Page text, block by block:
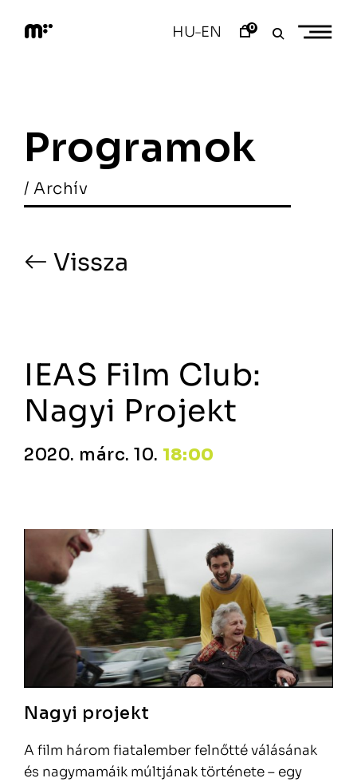
content
r
HU–EN 0
Programok
/ Archív
Vissza
IEAS Film Club:
Nagyi Projekt
2020. márc. 10. 18:00
Nagyi projekt
A film három fiatalember felnőtté válásának
és nagymamáik múltjának története – egy